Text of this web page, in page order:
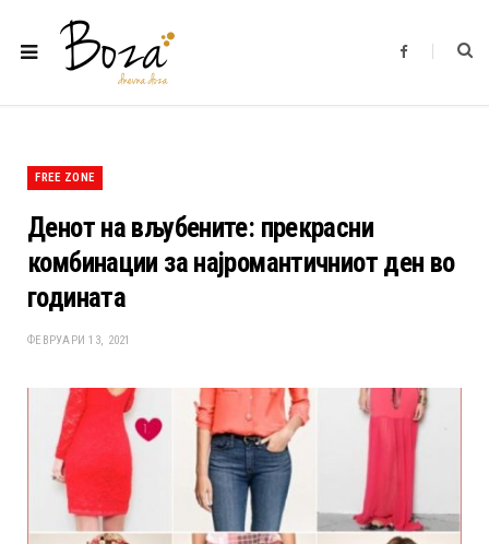
F
b
FREE ZONE
Денот на вљубените: прекрасни
комбинации за најромантичниот ден во
годината
ФЕВРУАРИ 13, 2021